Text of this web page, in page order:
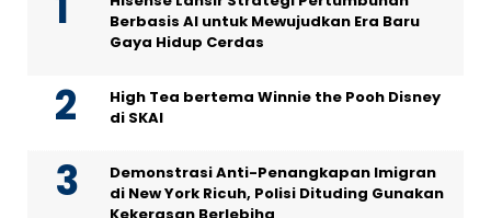
Berbasis AI untuk Mewujudkan Era Baru
Gaya Hidup Cerdas
High Tea bertema Winnie the Pooh Disney
di SKAI
Demonstrasi Anti-Penangkapan Imigran
di New York Ricuh, Polisi Dituding Gunakan